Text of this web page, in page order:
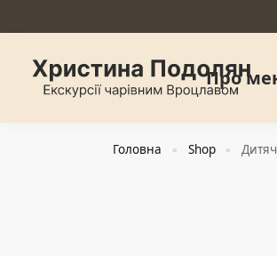
Про
Головна » Shop »